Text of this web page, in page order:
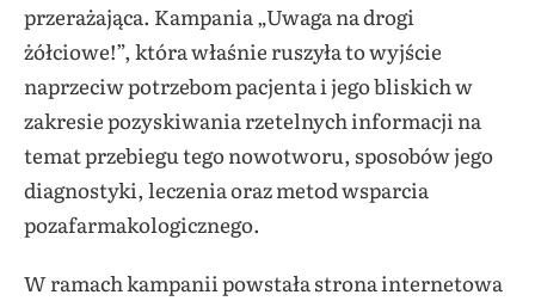
przerażająca. Kampania „Uwaga na drogi
żółciowe!”, która właśnie ruszyła to wyjście
naprzeciw potrzebom pacjenta i jego bliskich w
zakresie pozyskiwania rzetelnych informacji na
temat przebiegu tego nowotworu, sposobów jego
diagnostyki, leczenia oraz metod wsparcia
pozafarmakologicznego.
W ramach kampanii powstała strona internetowa